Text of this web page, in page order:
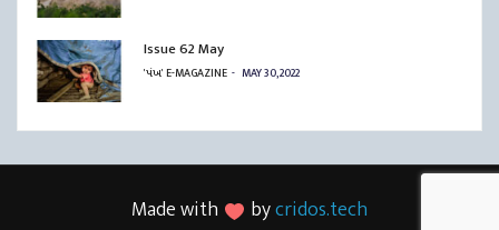
Issue 62 May
'પંખ' E-MAGAZINE MAY 30, 2022
Made with bycridos.tech